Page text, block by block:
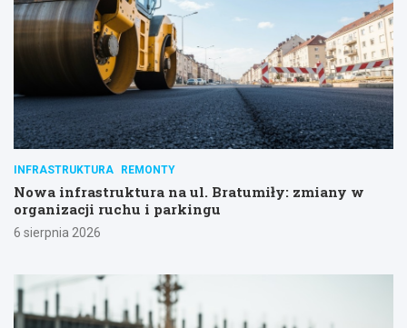
INFRASTRUKTURA REMONTY
Nowa infrastruktura na ul. Bratumiły: zmiany w
organizacji ruchu i parkingu
6 sierpnia 2026